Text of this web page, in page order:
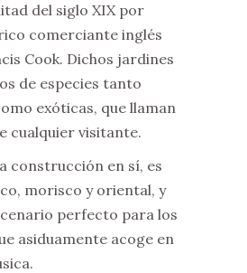
del siglo XIX por
comerciante inglés
Cook. Dichos jardines
de especies tanto
exóticas, que llaman
cualquier visitante.
construcción en sí, es
morisco y oriental, y
perfecto para los
asiduamente acoge en